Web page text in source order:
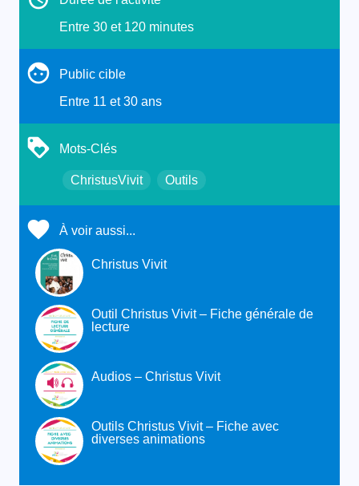
Entre 30 et 120 minutes
Public cible
Entre 11 et 30 ans
Mots-Clés
ChristusVivit Outils
À voir aussi...
Christus Vivit
Outil Christus Vivit – Fiche générale de
lecture
Audios – Christus Vivit
Outils Christus Vivit – Fiche avec
diverses animations